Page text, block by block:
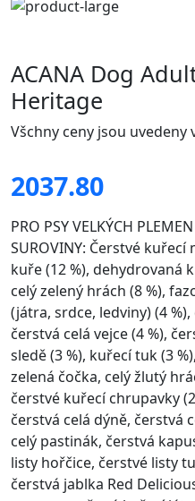
ACANA Dog
Heritage
Všchny ceny jsou uvedeny
2037.80
PRO PSY VELKÝCH
SUROVINY: Čerstvé
kuře (12 %), dehydrovaná
celý zelený hrách (8 %),
(játra, srdce, ledviny) (4
čerstvá celá vejce (4 %),
sledě (3 %), kuřecí tuk (3
zelená čočka, celý žlutý
čerstvé kuřecí chrupavky
čerstvá celá dýně, čerstvá
celý pastinák, čerstvá
listy hořčice, čerstvé listy
čerstvá jablka Red